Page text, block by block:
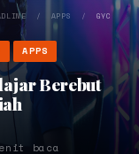
/ APPS / GYC
APPS
Berebut
baca